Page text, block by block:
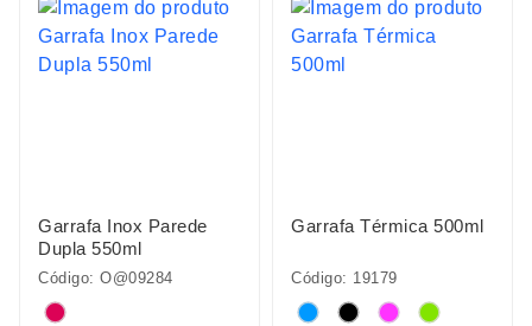
Garrafa Inox Parede
Dupla 550ml
Código: O@09284
Garrafa Térmica 500ml
Código: 19179